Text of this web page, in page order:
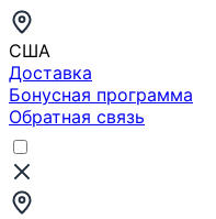
США
Доставка
Бонусная программа
Обратная связь